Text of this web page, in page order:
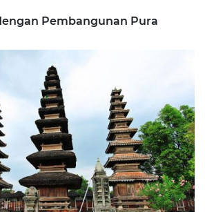
Pembangunan Pura